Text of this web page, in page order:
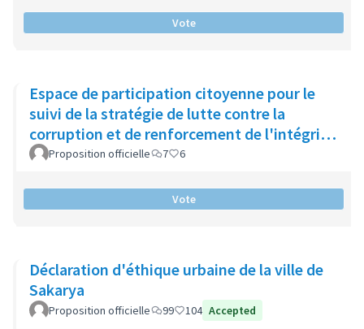
Vote
Espace de participation citoyenne pour le
suivi de la stratégie de lutte contre la
corruption et de renforcement de l'intégrité
publique (Catalogne)
Proposition officielle 7 6
Vote
Déclaration d'éthique urbaine de la ville de
Sakarya
Proposition officielle 99 104 Accepted